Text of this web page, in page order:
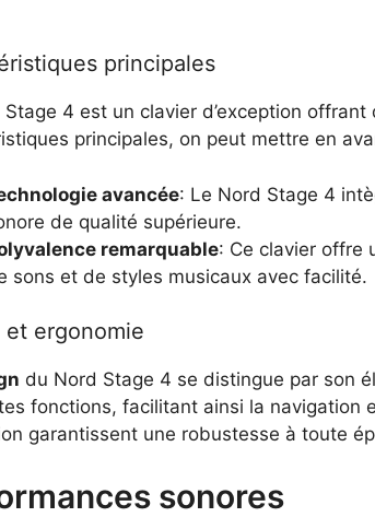
principales
Stage 4 est un clavier d’exception
principales, on peut mettre en
avancée: Le Nord Stage 4
de qualité supérieure.
remarquable: Ce clavier offre
sons et de styles musicaux avec facilité.
et ergonomie
du Nord Stage 4 se distingue par son
fonctions, facilitant ainsi la navigation
garantissent une robustesse à toute
sonores